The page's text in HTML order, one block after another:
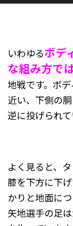
いわゆるボデ
な組み方で
地戦です。ボ
近い、下側の
逆に投げられて
よく見ると、
膝を下方に下
かりと地面に
矢地選手の足